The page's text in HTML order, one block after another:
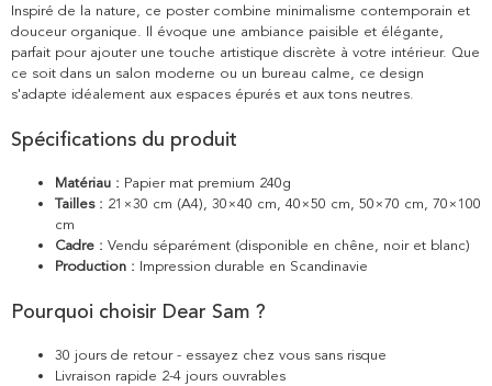
Inspiré de la nature, ce poster combine minimalisme contemporain et
douceur organique. Il évoque une ambiance paisible et élégante,
parfait pour ajouter une touche artistique discrète à votre intérieur. Que
ce soit dans un salon moderne ou un bureau calme, ce design
s'adapte idéalement aux espaces épurés et aux tons neutres.
Spécifications du produit
Matériau : Papier mat premium 240g
Tailles : 21×30 cm (A4), 30×40 cm, 40×50 cm, 50×70 cm, 70×100
cm
Cadre : Vendu séparément (disponible en chêne, noir et blanc)
Production : Impression durable en Scandinavie
Pourquoi choisir Dear Sam ?
30 jours de retour - essayez chez vous sans risque
Livraison rapide 2-4 jours ouvrables